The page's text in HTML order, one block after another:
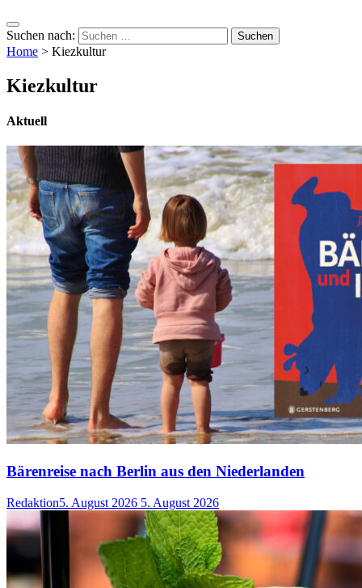
Suchen nach:
Home > Kiezkultur
Kiezkultur
Aktuell
Bärenreise nach Berlin aus den Niederlanden
Redaktion5. August 2026 5. August 2026